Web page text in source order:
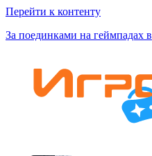
Перейти к контенту
За поединками на геймпадах в